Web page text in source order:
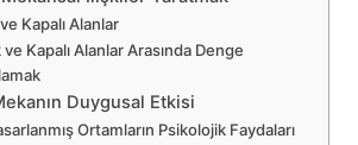
Kapalı Alanlar
ve Kapalı Alanlar Arasında Denge
Duygusal Etkisi
Ortamların Psikolojik Faydaları